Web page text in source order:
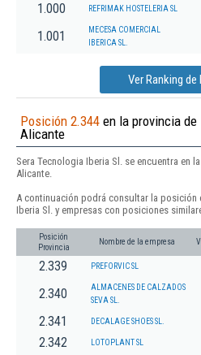
1.000 REFRIMAK HOSTELERIA SL
1.001
MECESA COMERCIAL
IBERICA SL.
Ver Ranking de
Posición 2.344 en la provincia de
Alicante
Sera Tecnologia Iberia Sl. se encuentra en
Alicante.
A continuación podrá consultar la posición
Iberia Sl. y empresas con posiciones
Posición
Provincia
Nombre de la empresa
2.339 PREFORVIC SL
2.340
ALMACENES DE CALZADOS
SEVA SL.
2.341 DECALAGE SHOES SL.
2.342 LOTOPLANT SL